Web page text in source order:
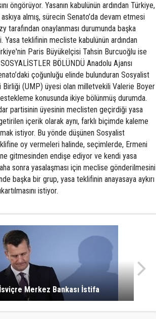
öngörüyor. Yasanın kabulünün ardından Türkiye,
almış, sürecin Senato’da devam etmesi
tarafından onaylanması durumunda başka
Yasa teklifinin mecliste kabulünün ardından
Paris Büyükelçisi Tahsin Burcuoğlu ise
BÖLÜNDÜ Anadolu Ajansı
çoğunluğu elinde bulunduran Sosyalist
(UMP) üyesi olan milletvekili Valerie Boyer
konusunda ikiye bölünmüş durumda.
partisinin üyesinin meclisten geçirdiği yasa
içerik olarak aynı, farklı biçimde kaleme
istiyor. Bu yönde düşünen Sosyalist
oy vermeleri halinde, seçimlerde, Ermeni
gitmesinden endişe ediyor ve kendi yasa
sonra yasalaşması için meclise gönderilmesini
başka bir grup, yasa teklifinin anayasaya aykırı
istiyor.
İsviçre Merkez Bankası İstifa